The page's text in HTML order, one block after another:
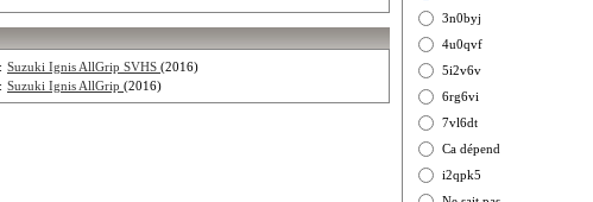
Suzuki Ignis AllGrip SVHS (2016)
Suzuki Ignis AllGrip (2016)
3n0byj
4u0qvf
5i2v6v
6rg6vi
7vl6dt
Ca dépend
i2qpk5